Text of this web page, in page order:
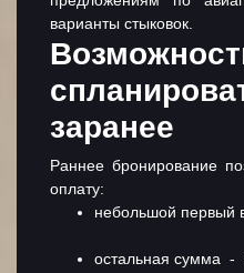
варианты стыковок.
заранее
Раннее бронирование
оплату:
небольшой первый
остальная сумма -